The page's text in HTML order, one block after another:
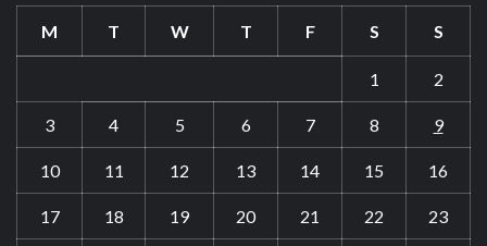
M T W T F S S
1 2
3 4 5 6 7 8 9
10 11 12 13 14 15 16
17 18 19 20 21 22 23